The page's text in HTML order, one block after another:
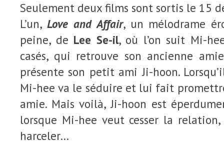
Seulement deux films sont sortis le 15
L’un, Love and Affair, un mélodrame
peine, de Lee Se-il, où l’on suit Mi-
casés, qui retrouve son ancienne
présente son petit ami Ji-hoon.
Mi-hee va le séduire et lui fait
amie. Mais voilà, Ji-hoon est
lorsque Mi-hee veut cesser la
harceler…